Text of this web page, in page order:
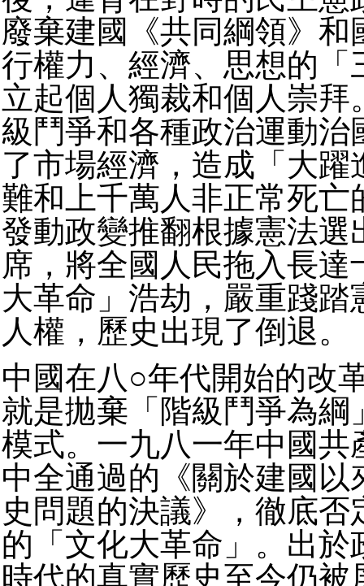
廢棄建國《共同綱領》和
行權力、經濟、思想的「
立起個人獨裁和個人崇拜
級鬥爭和各種政治運動治
了市場經濟，造成「大躍
難和上千萬人非正常死亡
發動政變推翻根據憲法選
席，將全國人民拖入長達
大革命」浩劫，嚴重踐踏
人權，歷史出現了倒退。
中國在八○年代開始的改
就是拋棄「階級鬥爭為綱
模式。一九八一年中國共
中全通過的《關於建國以
史問題的決議》，徹底否
的「文化大革命」。出於
時代的真實歷史至今仍被